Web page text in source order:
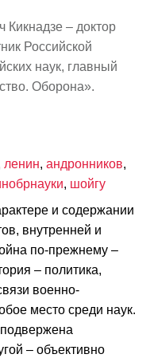
Кикнадзе – доктор
Российской
наук, главный
Оборона».
ленин, андронников,
, шойгу
и содержании
внутренней и
по-прежнему –
– политика,
военно-
место среди наук.
– объективно